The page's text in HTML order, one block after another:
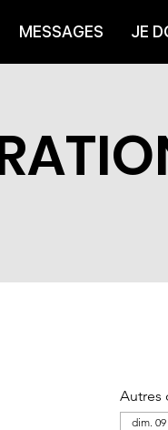
MESSAGES JE
Autres
dim.